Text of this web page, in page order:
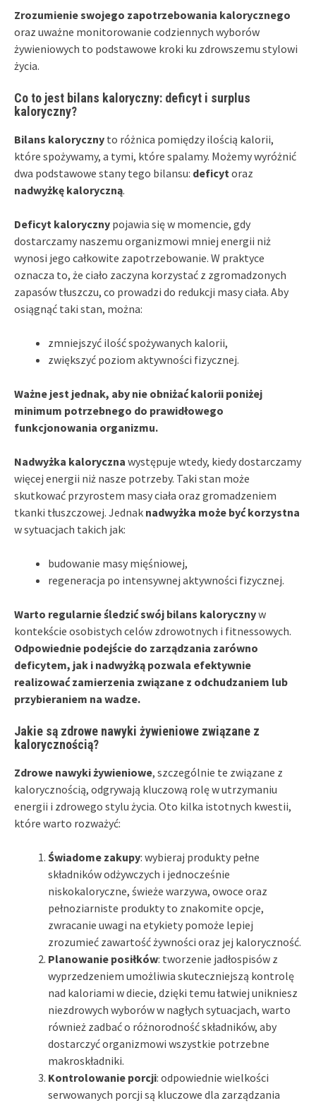
Zrozumienie swojego zapotrzebowania kalorycznego
oraz uważne monitorowanie codziennych wyborów
żywieniowych to podstawowe kroki ku zdrowszemu stylowi
życia.
Co to jest bilans kaloryczny: deficyt i surplus
kaloryczny?
Bilans kaloryczny to różnica pomiędzy ilością kalorii,
które spożywamy, a tymi, które spalamy. Możemy wyróżnić
dwa podstawowe stany tego bilansu: deficyt oraz
nadwyżkę kaloryczną.
Deficyt kaloryczny pojawia się w momencie, gdy
dostarczamy naszemu organizmowi mniej energii niż
wynosi jego całkowite zapotrzebowanie. W praktyce
oznacza to, że ciało zaczyna korzystać z zgromadzonych
zapasów tłuszczu, co prowadzi do redukcji masy ciała. Aby
osiągnąć taki stan, można:
zmniejszyć ilość spożywanych kalorii,
zwiększyć poziom aktywności fizycznej.
Ważne jest jednak, aby nie obniżać kalorii poniżej
minimum potrzebnego do prawidłowego
funkcjonowania organizmu.
Nadwyżka kaloryczna występuje wtedy, kiedy dostarczamy
więcej energii niż nasze potrzeby. Taki stan może
skutkować przyrostem masy ciała oraz gromadzeniem
tkanki tłuszczowej. Jednak nadwyżka może być korzystna
w sytuacjach takich jak:
budowanie masy mięśniowej,
regeneracja po intensywnej aktywności fizycznej.
Warto regularnie śledzić swój bilans kalorycznyw
kontekście osobistych celów zdrowotnych i fitnessowych.
Odpowiednie podejście do zarządzania zarówno
deficytem, jak i nadwyżką pozwala efektywnie
realizować zamierzenia związane z odchudzaniem lub
przybieraniem na wadze.
Jakie są zdrowe nawyki żywieniowe związane z
kalorycznością?
Zdrowe nawyki żywieniowe, szczególnie te związane z
kalorycznością, odgrywają kluczową rolę w utrzymaniu
energii i zdrowego stylu życia. Oto kilka istotnych kwestii,
które warto rozważyć:
Świadome zakupy: wybieraj produkty pełne
składników odżywczych i jednocześnie
niskokaloryczne, świeże warzywa, owoce oraz
pełnoziarniste produkty to znakomite opcje,
zwracanie uwagi na etykiety pomoże lepiej
zrozumieć zawartość żywności oraz jej kaloryczność.
Planowanie posiłków: tworzenie jadłospisów z
wyprzedzeniem umożliwia skuteczniejszą kontrolę
nad kaloriami w diecie, dzięki temu łatwiej unikniesz
niezdrowych wyborów w nagłych sytuacjach, warto
również zadbać o różnorodność składników, aby
dostarczyć organizmowi wszystkie potrzebne
makroskładniki.
Kontrolowanie porcji: odpowiednie wielkości
serwowanych porcji są kluczowe dla zarządzania